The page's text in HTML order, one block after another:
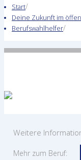
Start/
Deine Zukunft im
Berufswahlhelfer/
Weitere
Mehr zum Beruf: